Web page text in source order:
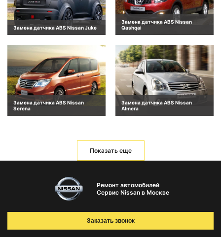
Замена датчика ABS Nissan Juke
Замена датчика ABS Nissan
Qashqai
Замена датчика ABS Nissan
Serena
Замена датчика ABS Nissan
Almera
Показать еще
Ремонт автомобилей
Сервис Nissan в Москве
Заказать звонок